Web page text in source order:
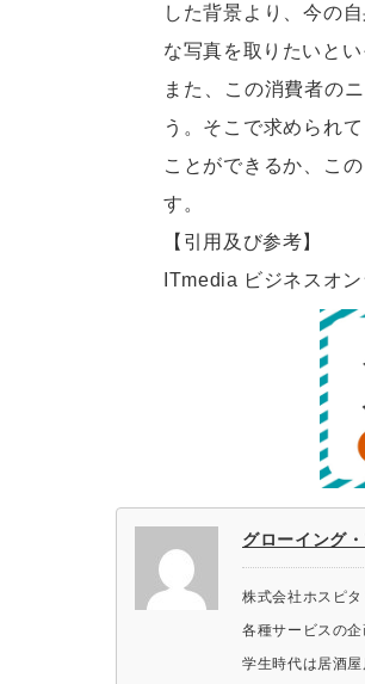
した背景より、今の
な写真を取りたいと
また、この消費者の
う。そこで求められ
ことができるか、こ
す。
【引用及び参考】
ITmedia ビジネスオ
グローイング
株式会社ホスピ
各種サービスの
学生時代は居酒